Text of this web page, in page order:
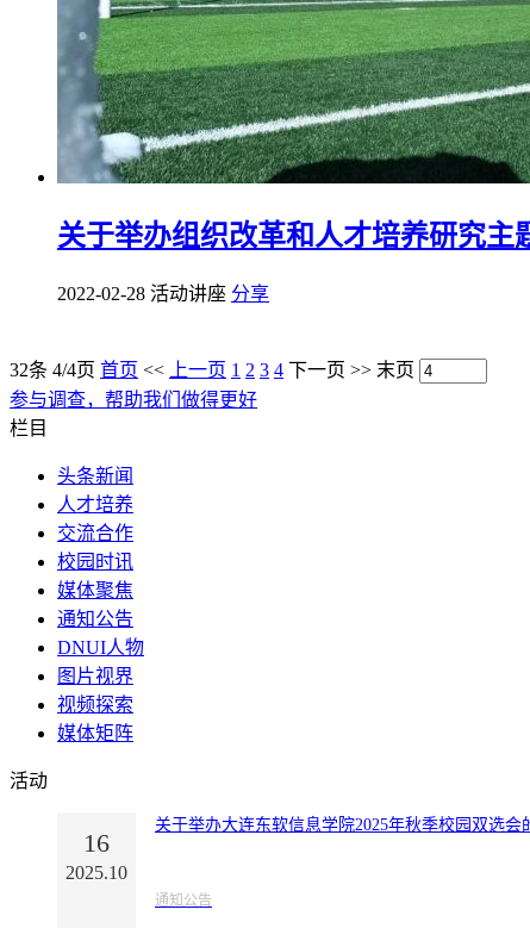
关于举办组织改革和人才培养研究主
2022-02-28 活动讲座 分享
32条 4/4页 首页 << 上一页 1 2 3 4 下一页 >> 末页
参与调查，帮助我们做得更好
栏目
头条新闻
人才培养
交流合作
校园时讯
媒体聚焦
通知公告
DNUI人物
图片视界
视频探索
媒体矩阵
活动
16
2025.10
关于举办大连东软信息学院2025年秋季校园双选会
通知公告